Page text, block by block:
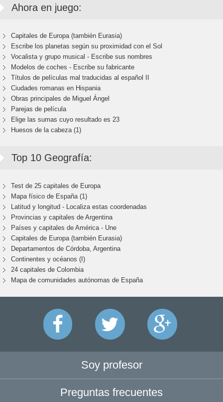
Ahora en juego:
Capitales de Europa (también Eurasia)
Escribe los planetas según su proximidad con el Sol
Vocalista y grupo musical - Escribe sus nombres
Modelos de coches - Escribe su fabricante
Títulos de películas mal traducidas al español II
Ciudades romanas en Hispania
Obras principales de Miguel Ángel
Parejas de película
Elige las sumas cuyo resultado es 23
Huesos de la cabeza (1)
Top 10 Geografía:
Test de 25 capitales de Europa
Mapa físico de España (1)
Latitud y longitud - Localiza estas coordenadas
Provincias y capitales de Argentina
Países y capitales de América - Une
Capitales de Europa (también Eurasia)
Departamentos de Córdoba, Argentina
Continentes y océanos (I)
24 capitales de Colombia
Mapa de comunidades autónomas de España
Soy profesor
Preguntas frecuentes